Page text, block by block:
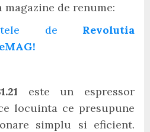
de renume:
de Revolutia
eMAG!
este un espressor
locuinta ce presupune
simplu si eficient.